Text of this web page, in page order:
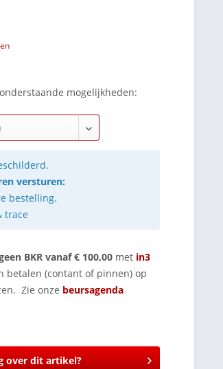
mogelijkheden:
versturen:
bestelling.
trace
BKR vanaf € 100,00 met in3
betalen (contant of pinnen) op
Zie onze beursagenda
over dit artikel?